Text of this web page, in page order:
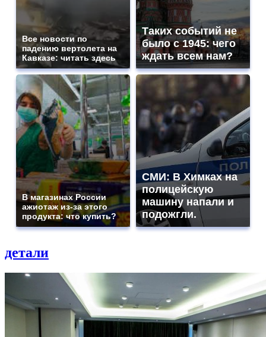
Все новости по
падению вертолета на
Кавказе: читать здесь
Таких событий не
было с 1945: чего
ждать всем нам?
В магазинах России
ажиотаж из-за этого
продукта: что купить?
СМИ: В Химках на
полицейскую
машину напали и
подожгли.
детали